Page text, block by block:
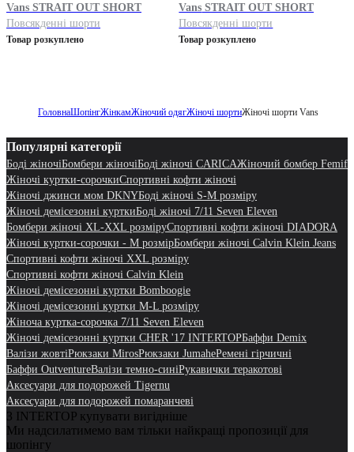
Vans STRAIT OUT SHORT
Повсякденні шорти
Товар розкуплено
Vans STRAIT OUT SHORT
Повсякденні шорти
Товар розкуплено
ГоловнаШопінгЖінкамЖіночий одягЖіночі шортиЖіночі шорти Vans
Популярні категорії
Боді жіночіБомбери жіночіБоді жіночі CARICAЖіночий бомбер Femif
Жіночі куртки-сорочкиCпортивні кофти жіночі
Жіночі джинси мом DKNYБоді жіночі S-M розміру
Жіночі демісезонні курткиБоді жіночі 7/11 Seven Eleven
Бомбери жіночі XL-XXL розміруCпортивні кофти жіночі DIADORA
Жіночі куртки-сорочки - M розмірБомбери жіночі Calvin Klein Jeans
Cпортивні кофти жіночі XXL розміру
Cпортивні кофти жіночі Calvin Klein
Жіночі демісезонні куртки Bomboogie
Жіночі демісезонні куртки M-L розміру
Жіноча куртка-сорочка 7/11 Seven Eleven
Жіночі демісезонні куртки CHER '17 INTERTOPБаффи Demix
Валізи жовтіРюкзаки MirosРюкзаки JumaheРемені гірчичні
Баффи OutventureВалізи темно-синіРукавички теракотові
Аксесуари для подорожей Tigernu
Аксесуари для подорожей помаранчеві
З INTERTOP купувати вигідніше
Ми надсилатимемо вам тільки найкращі пропозиції для
шопінгу